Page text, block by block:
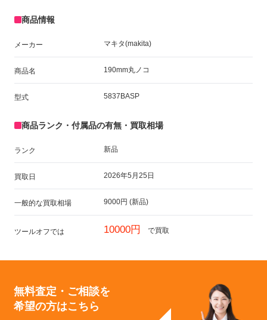
商品情報
メーカー マキタ(makita)
商品名 190mm丸ノコ
型式 5837BASP
商品ランク・付属品の有無・買取相場
ランク 新品
買取日 2026年5月25日
一般的な買取相場 9000円 (新品)
ツールオフでは 10000円 で買取
無料査定・ご相談を
希望の方はこちら